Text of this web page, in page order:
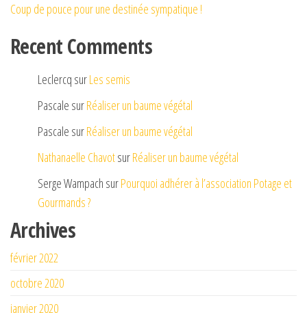
Coup de pouce pour une destinée sympatique !
Recent Comments
Leclercq surLes semis
Pascale surRéaliser un baume végétal
Pascale surRéaliser un baume végétal
Nathanaelle ChavotsurRéaliser un baume végétal
Serge Wampach surPourquoi adhérer à l’association Potage et
Gourmands ?
Archives
février 2022
octobre 2020
janvier 2020